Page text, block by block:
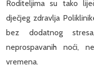
Roditeljima su tako
dječjeg zdravlja
bez dodatnog
neprospavanih noći,
vremena.